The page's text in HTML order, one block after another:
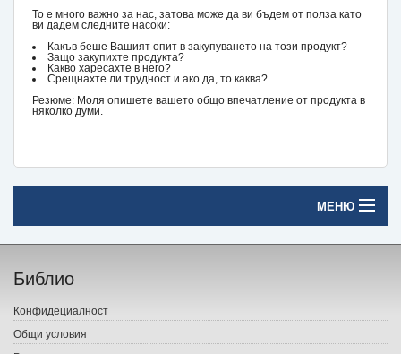
То е много важно за нас, затова може да ви бъдем от полза като
ви дадем следните насоки:
Какъв беше Вашият опит в закупуването на този продукт?
Защо закупихте продукта?
Какво харесахте в него?
Срещнахте ли трудност и ако да, то каква?
Резюме: Моля опишете вашето общо впечатление от продукта в
няколко думи.
МЕНЮ
Начало
Печатни книги
Електронни книги
Библио
Конфидециалност
Общи условия